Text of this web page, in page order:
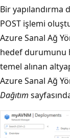
Bir yapılandırma
POST işlemi
Azure Sanal Ağ
hedef durumunu
temel alınan
Azure Sanal Ağ
Dağıtım